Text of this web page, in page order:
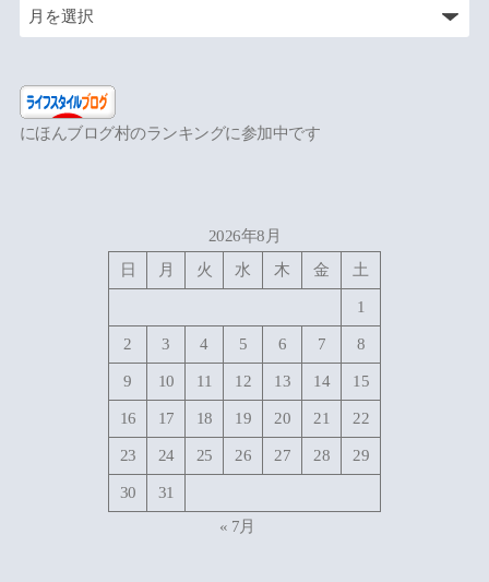
にほんブログ村のランキングに参加中です
2026年8月
日
月 火 水 木 金 土
1
2 3 4 5 6 7 8
9 10 11 12 13 14 15
16 17 18 19 20 21 22
23 24 25 26 27 28 29
30
31
« 7月